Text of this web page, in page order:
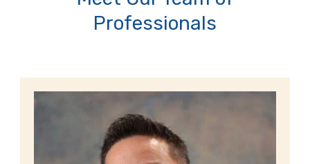
Professionals